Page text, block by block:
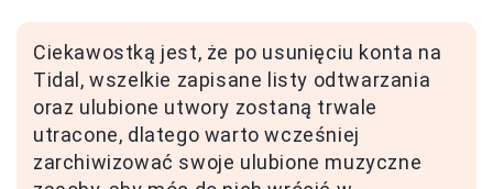
Ciekawostką jest, że po usunięciu konta na
Tidal, wszelkie zapisane listy odtwarzania
oraz ulubione utwory zostaną trwale
utracone, dlatego warto wcześniej
zarchiwizować swoje ulubione muzyczne